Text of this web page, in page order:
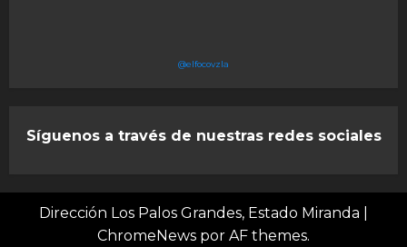
@elfocovzla
Síguenos a través de nuestras redes sociales
Dirección Los Palos Grandes, Estado Miranda
ChromeNews por AF themes.